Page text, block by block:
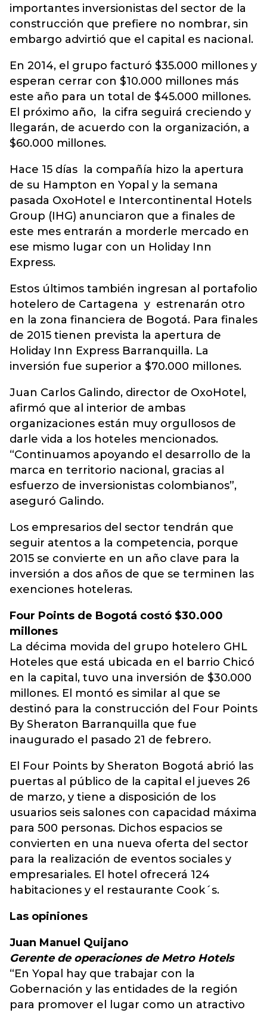
importantes inversionistas del sector de la
construcción que prefiere no nombrar, sin
embargo advirtió que el capital es nacional.
En 2014, el grupo facturó $35.000 millones y
esperan cerrar con $10.000 millones más
este año para un total de $45.000 millones.
El próximo año, la cifra seguirá creciendo y
llegarán, de acuerdo con la organización, a
$60.000 millones.
Hace 15 días la compañía hizo la apertura
de su Hampton en Yopal y la semana
pasada OxoHotel e Intercontinental Hotels
Group (IHG) anunciaron que a finales de
este mes entrarán a morderle mercado en
ese mismo lugar con un Holiday Inn
Express.
Estos últimos también ingresan al portafolio
hotelero de Cartagena y estrenarán otro
en la zona financiera de Bogotá. Para finales
de 2015 tienen prevista la apertura de
Holiday Inn Express Barranquilla. La
inversión fue superior a $70.000 millones.
Juan Carlos Galindo, director de OxoHotel,
afirmó que al interior de ambas
organizaciones están muy orgullosos de
darle vida a los hoteles mencionados.
“Continuamos apoyando el desarrollo de la
marca en territorio nacional, gracias al
esfuerzo de inversionistas colombianos”,
aseguró Galindo.
Los empresarios del sector tendrán que
seguir atentos a la competencia, porque
2015 se convierte en un año clave para la
inversión a dos años de que se terminen las
exenciones hoteleras.
Four Points de Bogotá costó $30.000
millones
La décima movida del grupo hotelero GHL
Hoteles que está ubicada en el barrio Chicó
en la capital, tuvo una inversión de $30.000
millones. El montó es similar al que se
destinó para la construcción del Four Points
By Sheraton Barranquilla que fue
inaugurado el pasado 21 de febrero.
El Four Points by Sheraton Bogotá abrió las
puertas al público de la capital el jueves 26
de marzo, y tiene a disposición de los
usuarios seis salones con capacidad máxima
para 500 personas. Dichos espacios se
convierten en una nueva oferta del sector
para la realización de eventos sociales y
empresariales. El hotel ofrecerá 124
habitaciones y el restaurante Cook´s.
Las opiniones
Juan Manuel Quijano
Gerente de operaciones de Metro Hotels
“En Yopal hay que trabajar con la
Gobernación y las entidades de la región
para promover el lugar como un atractivo